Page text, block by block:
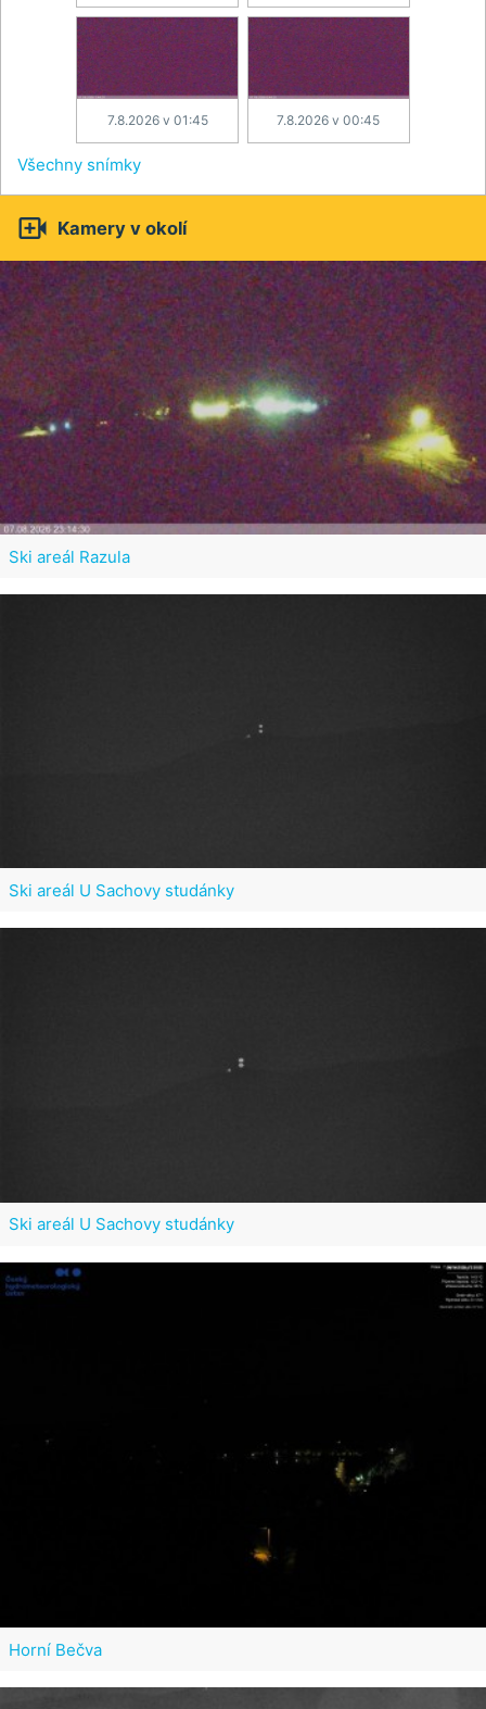
7.8.2026 v 01:45 7.8.2026 v 00:45
Všechny snímky
 Kamery v okolí
Ski areál Razula
Ski areál U Sachovy studánky
Ski areál U Sachovy studánky
Horní Bečva